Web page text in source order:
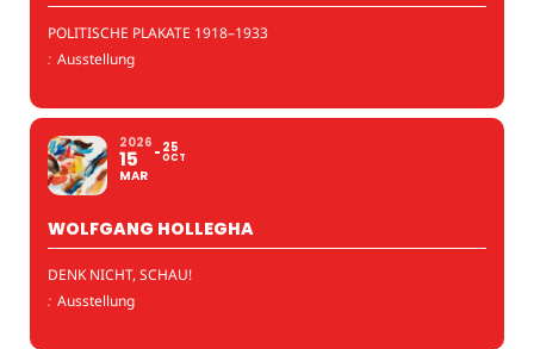
POLITISCHE PLAKATE 1918–1933
: Ausstellung
2026
15
MAR
25
OCT
WOLFGANG HOLLEGHA
DENK NICHT, SCHAU!
: Ausstellung